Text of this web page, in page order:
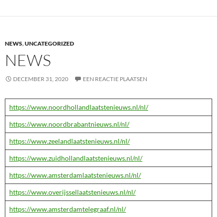
NEWS,UNCATEGORIZED
NEWS
DECEMBER 31, 2020 EEN REACTIE PLAATSEN
https://www.noordhollandlaatstenieuws.nl/nl/
https://www.noordbrabantnieuws.nl/nl/
https://www.zeelandlaatstenieuws.nl/nl/
https://www.zuidhollandlaatstenieuws.nl/nl/
https://www.amsterdamlaatstenieuws.nl/nl/
https://www.overijssellaatstenieuws.nl/nl/
https://www.amsterdamtelegraaf.nl/nl/